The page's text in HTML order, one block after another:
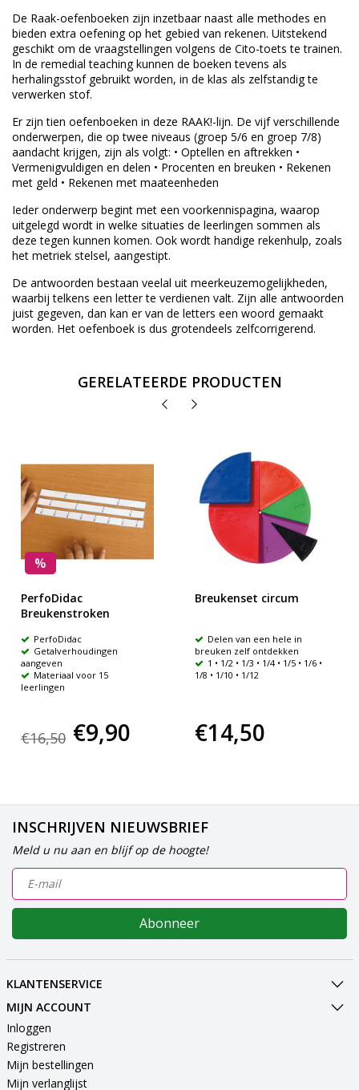
De Raak-oefenboeken zijn inzetbaar naast alle methodes en
bieden extra oefening op het gebied van rekenen. Uitstekend
geschikt om de vraagstellingen volgens de Cito-toets te trainen.
In de remedial teaching kunnen de boeken tevens als
herhalingsstof gebruikt worden, in de klas als zelfstandig te
verwerken stof.
Er zijn tien oefenboeken in deze RAAK!-lijn. De vijf verschillende
onderwerpen, die op twee niveaus (groep 5/6 en groep 7/8)
aandacht krijgen, zijn als volgt: • Optellen en aftrekken •
Vermenigvuldigen en delen • Procenten en breuken • Rekenen
met geld • Rekenen met maateenheden
Ieder onderwerp begint met een voorkennispagina, waarop
uitgelegd wordt in welke situaties de leerlingen sommen als
deze tegen kunnen komen. Ook wordt handige rekenhulp, zoals
het metriek stelsel, aangestipt.
De antwoorden bestaan veelal uit meerkeuzemogelijkheden,
waarbij telkens een letter te verdienen valt. Zijn alle antwoorden
juist gegeven, dan kan er van de letters een woord gemaakt
worden. Het oefenboek is dus grotendeels zelfcorrigerend.
GERELATEERDE PRODUCTEN
%
PerfoDidac
Breukenstroken
PerfoDidac
Getalverhoudingen
aangeven
Materiaal voor 15
leerlingen
€16,50 €9,90
Breukenset circum
Delen van een hele in
breuken zelf ontdekken
1 • 1/2 • 1/3 • 1/4 • 1/5 • 1/6 •
1/8 • 1/10 • 1/12
€14,50
INSCHRIJVEN NIEUWSBRIEF
Meld u nu aan en blijf op de hoogte!
Abonneer
KLANTENSERVICE
MIJN ACCOUNT
Inloggen
Registreren
Mijn bestellingen
Mijn verlanglijst